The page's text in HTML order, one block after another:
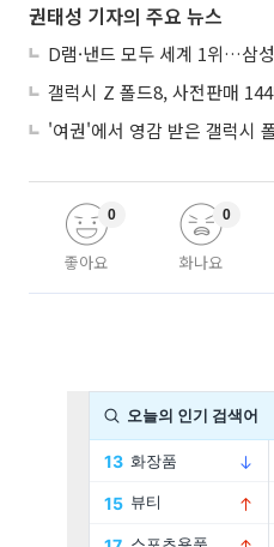
권태성 기자의 주요 뉴스
좋아요
0
화나요
0